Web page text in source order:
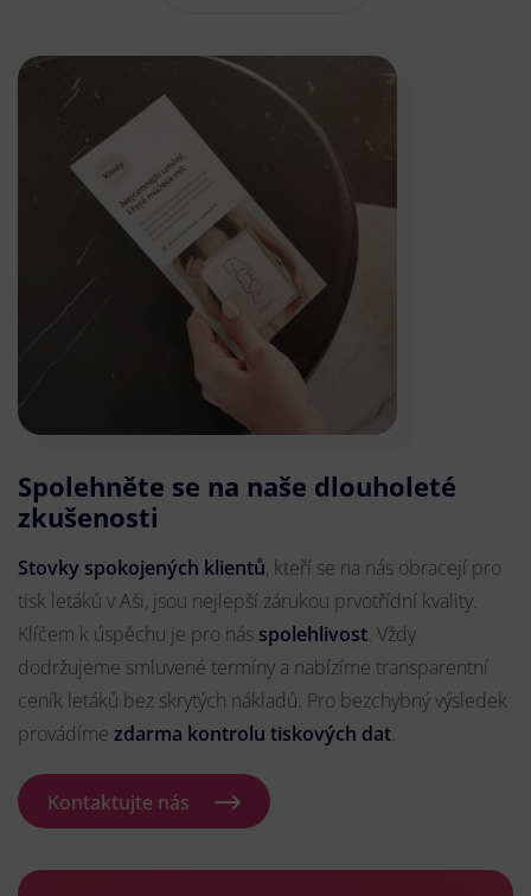
Spolehněte se na naše dlouholeté
zkušenosti
Stovky spokojených klientů, kteří se na nás obracejí pro
tisk letáků v Aši, jsou nejlepší zárukou prvotřídní kvality.
Klíčem k úspěchu je pro nás spolehlivost. Vždy
dodržujeme smluvené termíny a nabízíme transparentní
ceník letáků bez skrytých nákladů. Pro bezchybný výsledek
provádíme zdarma kontrolu tiskových dat.
Kontaktujte nás